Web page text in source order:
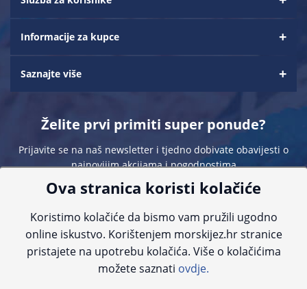
Informacije za kupce
Saznajte više
Želite prvi primiti super ponude?
Prijavite se na naš newsletter i tjedno dobivate obavijesti o
najnovijim akcijama i pogodnostima
Sve navedene cijene sadrže PDV. Pokušavamo osigurati što preciznije
informacije, ali zbog tehnoloških ograničenja ne možemo garantirati potpunu
Ova stranica koristi kolačiće
Koristimo kolačiće da bismo vam pružili ugodno
online iskustvo. Korištenjem morskijez.hr stranice
pristajete na upotrebu kolačića. Više o kolačićima
možete saznati ovdje.